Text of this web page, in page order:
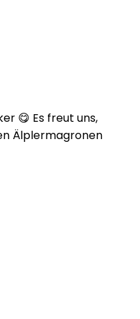
😋 Es freut uns,
Älplermagronen